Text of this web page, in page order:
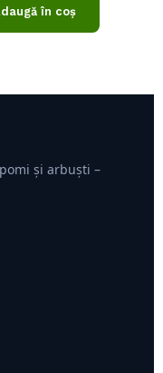
în coș
și arbuști –